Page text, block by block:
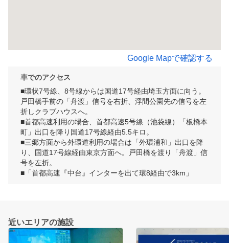
Google Mapで確認する
車でのアクセス
■環状7号線、8号線からは国道17号経由埼玉方面に向う。
戸田橋手前の「舟渡」信号を右折、浮間公園先の信号を左
折しクラブハウスへ。
■首都高速利用の場合、首都高速5号線（池袋線）「板橋本
町」出口を降り国道17号線経由5.5キロ。
■三郷方面から外環道利用の場合は「外環浦和」出口を降
り、国道17号線経由東京方面へ。戸田橋を渡り「舟渡」信
号を左折。
■「首都高速『中台』インターを出て環8経由で3km」
近いエリアの施設